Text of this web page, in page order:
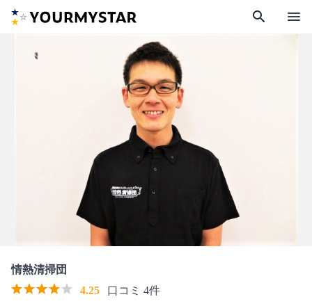
search menu
情熱清掃団
4.25
口コミ 4件